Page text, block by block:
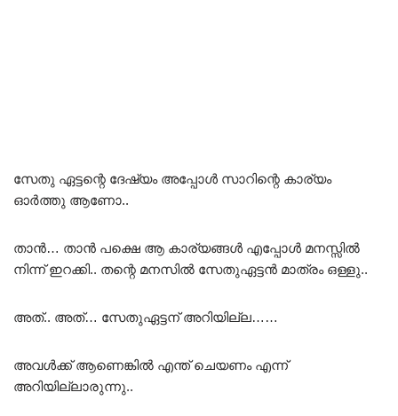
സേതു ഏട്ടന്റെ ദേഷ്യം അപ്പോൾ സാറിന്റെ കാര്യം
ഓർത്തു ആണോ..
താൻ… താൻ പക്ഷെ ആ കാര്യങ്ങൾ എപ്പോൾ മനസ്സിൽ
നിന്ന് ഇറക്കി.. തന്റെ മനസിൽ സേതുഏട്ടൻ മാത്രം ഒള്ളു..
അത്.. അത്… സേതുഏട്ടന് അറിയില്ല……
അവൾക്ക് ആണെങ്കിൽ എന്ത് ചെയണം എന്ന്
അറിയില്ലാരുന്നു..